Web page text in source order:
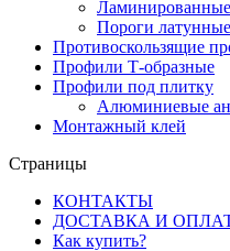
Пороги латунные
Противоскользящие
Профили Т-образные
Профили под плитку
Алюминиевые
Монтажный клей
Страницы
КОНТАКТЫ
ДОСТАВКА И
Как купить?